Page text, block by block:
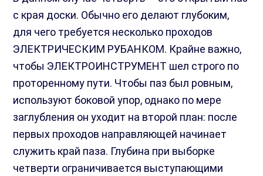
с края доски. Обычно его делают глубоким,
для чего требуется несколько проходов
ЭЛЕКТРИЧЕСКИМ РУБАНКОМ. Крайне важно,
чтобы ЭЛЕКТРОИНСТРУМЕНТ шел строго по
проторенному пути. Чтобы паз был ровным,
используют боковой упор, однако по мере
заглубления он уходит на второй план: после
первых проходов направляющей начинает
служить край паза. Глубина при выборке
четверти ограничивается выступающими